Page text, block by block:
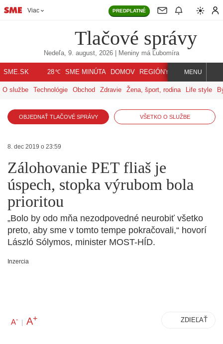
Viac PREDPLATNÉ
Tlačové správy
Nedeľa, 9. august, 2026 | Meniny má Ľubomíra
SME.SK 28℃ SME MINÚTA DOMOV REGIÓNY INDEX SVET
MENU
O službe Technológie Obchod Zdravie Žena, šport, rodina Life style
OBJEDNAŤ TLAČOVÉ SPRÁVY VŠETKO O SLUŽBE
8. dec 2019 o 23:59
Zálohovanie PET fliaš je
úspech, stopka výrubom bola
prioritou
„Bolo by odo mňa nezodpovedné neurobiť všetko
preto, aby sme v tomto tempe pokračovali,“ hovorí
László Sólymos, minister MOST-HÍD.
Inzercia
A- | A+ ZDIEĽAŤ